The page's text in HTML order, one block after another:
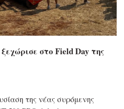
στο Field Day της
της νέας συρόμενης